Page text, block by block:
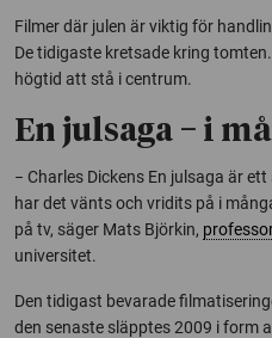
Filmer där julen är viktig för
De tidigaste kretsade kring
högtid att stå i centrum.
En julsaga − i
− Charles Dickens En julsaga är
har det vänts och vridits på i
på tv, säger Mats Björkin,
universitet.
Den tidigast bevarade
den senaste släpptes 2009 i form